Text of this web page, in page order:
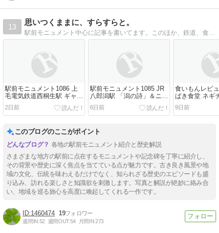
13
思いつくままに、すらすらと。
駅前モニュメント1086 上
毛電気鉄道西桐生駅 ギャン
ブレル屋根の白ポスト
2日前
駅前モニュメント1085 JR
八郎潟駅 「潟の詩」＆ニャ
ンパチ像 他
6日前
食いもんレビ
ばき食堂 ネギ
9日前
このブログのここがポイント
各地の駅前モニュメント紹介と歴史解説
さまざまな地方の駅前に点在するモニュメントや記念碑を丁寧に紹介し、
その背景や歴史に深く焦点を当てている点が魅力です。古き良き風景や地
域の文化、伝統を味わえるだけでなく、知られざる歴史のエピソードも盛
り込み、訪れる楽しさと知識欲を刺激します。写真と解説が絶妙に絡み合
い、地域を巡る旅心を高度に喚起してくれる一作です。
1460474 19
週間IN:52 週間OUT:54 月間IN:273